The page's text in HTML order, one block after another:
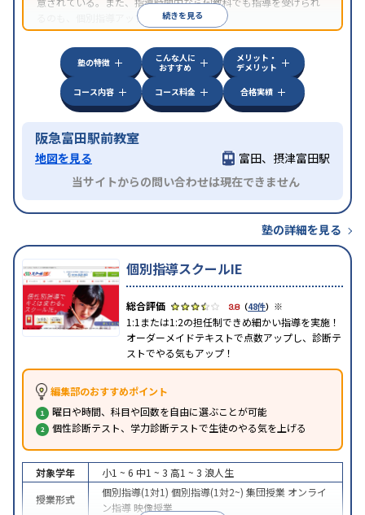
るのも、個別指導アップ学習会の特徴。
続きを見る
塾の特徴
こんな人に
おすすめ
メリット・
デメリット
コース内容
コース料金 合格実績
阪急富田駅前教室
地図を見る
富田、摂津富田駅
当サイトからの問い合わせは現在できません
塾の詳細を見る
個別指導スクールIE
3.8（48件） ※
1:1または1:2の担任制できめ細かい指導を実施！
オーダーメイドテキストで点数アップし、診断テ
ストでやる気もアップ！
編集部のおすすめポイント
曜日や時間、科目や回数を自由に選ぶことが可能
個性診断テスト、学力診断テストで生徒のやる気を上げる
対象学年 小1 ~ 6 中1 ~ 3 高1 ~ 3 浪人生
授業形式
個別指導(1対1) 個別指導(1対2~) 集団授業 オンライ
ン指導 映像授業